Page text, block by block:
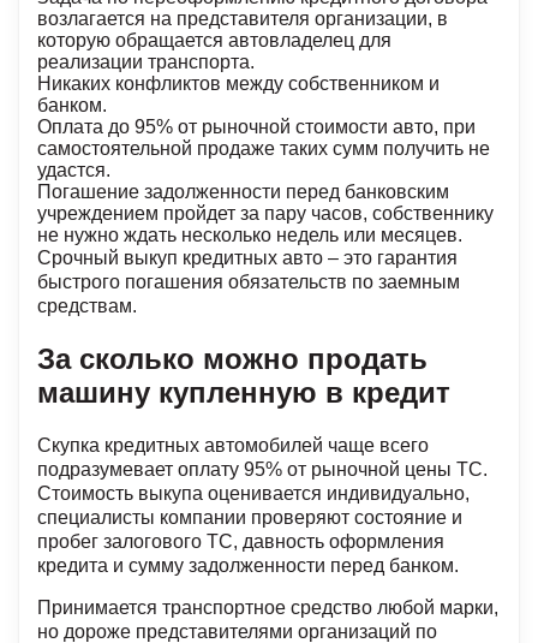
возлагается на представителя организации, в
которую обращается автовладелец для
реализации транспорта.
Никаких конфликтов между собственником и
банком.
Оплата до 95% от рыночной стоимости авто, при
самостоятельной продаже таких сумм получить не
удастся.
Погашение задолженности перед банковским
учреждением пройдет за пару часов, собственнику
не нужно ждать несколько недель или месяцев.
Срочный выкуп кредитных авто – это гарантия
быстрого погашения обязательств по заемным
средствам.
За сколько можно продать
машину купленную в кредит
Скупка кредитных автомобилей чаще всего
подразумевает оплату 95% от рыночной цены ТС.
Стоимость выкупа оценивается индивидуально,
специалисты компании проверяют состояние и
пробег залогового ТС, давность оформления
кредита и сумму задолженности перед банком.
Принимается транспортное средство любой марки,
но дороже представителями организаций по